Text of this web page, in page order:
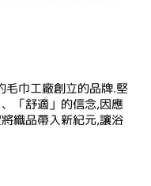
毛巾工廠創立的品牌.堅
「舒適」的信念,因應
織品帶入新紀元,讓浴